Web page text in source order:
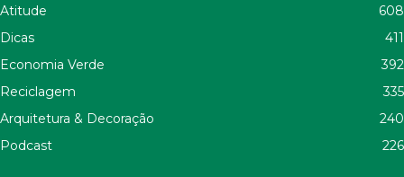
Atitude
608
Dicas
411
Economia Verde
392
Reciclagem
335
Arquitetura & Decoração
240
Podcast
226